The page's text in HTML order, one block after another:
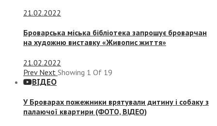
21.02.2022
Броварська міська бібліотека запрошує броварчан
на художню виставку «Живопис життя»
21.02.2022
Prev Next Showing 1 Of 19
ВІДЕО
У Броварах пожежники врятували дитину і собаку з
палаючої квартири (ФОТО, ВІДЕО)